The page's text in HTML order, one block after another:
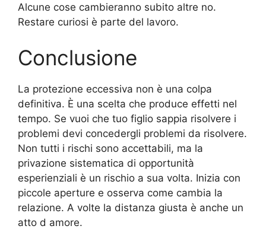
Alcune cose cambieranno subito altre no.
Restare curiosi è parte del lavoro.
Conclusione
La protezione eccessiva non è una colpa
definitiva. È una scelta che produce effetti nel
tempo. Se vuoi che tuo figlio sappia risolvere i
problemi devi concedergli problemi da risolvere.
Non tutti i rischi sono accettabili, ma la
privazione sistematica di opportunità
esperienziali è un rischio a sua volta. Inizia con
piccole aperture e osserva come cambia la
relazione. A volte la distanza giusta è anche un
atto d amore.